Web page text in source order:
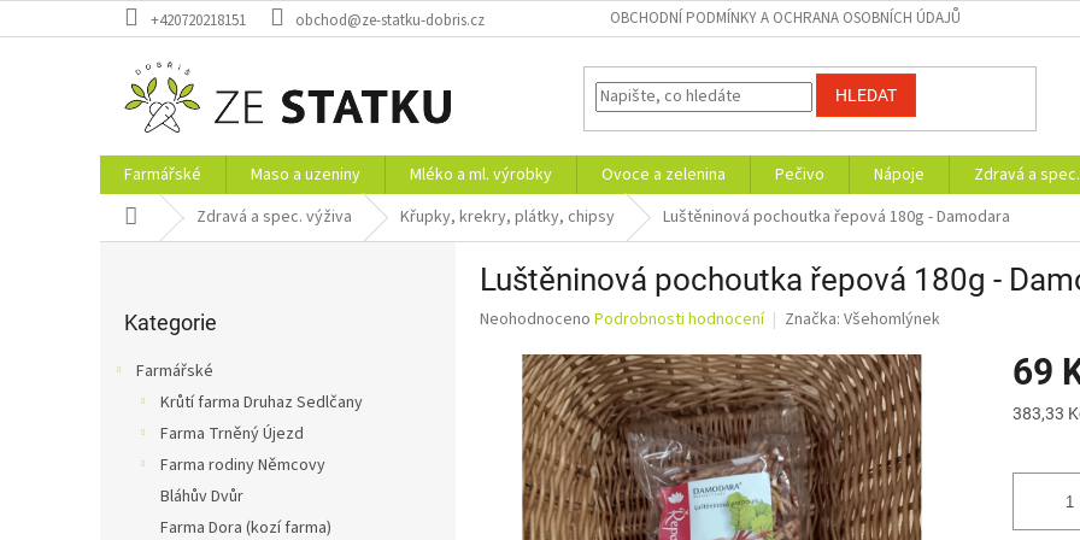
na
+420720218151 obchod@ze-statku-dobris.cz OBCHODNÍ PODMÍNKY A OCHRANA OSOBNÍCH ÚDAJŮ
HLEDAT
Farmářské Maso a uzeniny Mléko a ml. výrobky Ovoce a zelenina Pečivo Nápoje Zdravá a
Domů Zdravá a spec. výživa Křupky, krekry, plátky, chipsy Luštěninová pochoutka řepová 180g - Damodara
kategorie
Kategorie
Farmářské
Krůtí farma Druhaz Sedlčany
Farma Trněný Újezd
Farma rodiny Němcovy
Bláhův Dvůr
Farma Dora (kozí farma)
Luštěninová pochoutka řepová 180g -
Průměrné
produktu
hvězdiček.
Neohodnoceno Podrobnosti hodnocení Značka: Všehomlýnek
69
Měrná
383,33